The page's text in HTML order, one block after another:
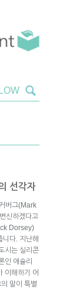
선각자
버그(Mark
신하겠다고
Dorsey)
니다. 지난해
시는 실리콘
인 애슐리
이해하기 어
말이 특별